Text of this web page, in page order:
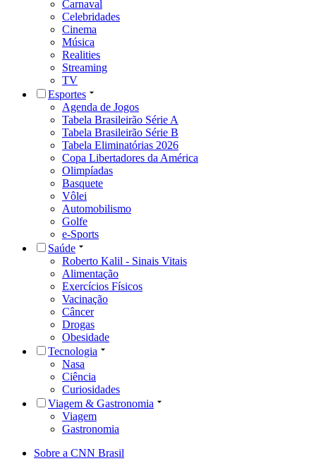
Carnaval
Celebridades
Cinema
Música
Realities
Streaming
TV
Esportes
Agenda de Jogos
Tabela Brasileirão Série A
Tabela Brasileirão Série B
Tabela Eliminatórias 2026
Copa Libertadores da América
Olimpíadas
Basquete
Vôlei
Automobilismo
Golfe
e-Sports
Saúde
Roberto Kalil - Sinais Vitais
Alimentação
Exercícios Físicos
Vacinação
Câncer
Drogas
Obesidade
Tecnologia
Nasa
Ciência
Curiosidades
Viagem & Gastronomia
Viagem
Gastronomia
Sobre a CNN Brasil